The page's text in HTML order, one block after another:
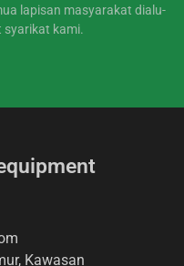
lapisan masyarakat dialu-
syarikat kami.
Kawasan